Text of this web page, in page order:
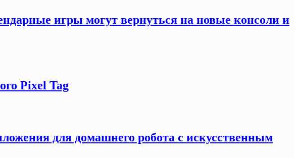
игры могут вернуться на новые консоли и
Pixel Tag
для домашнего робота с искусственным